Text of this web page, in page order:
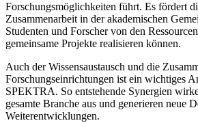
Forschungsmöglichkeiten führt. Es fördert
Zusammenarbeit in der akademischen
Studenten und Forscher von den
gemeinsame Projekte realisieren können.
Auch der Wissensaustausch und die
Forschungseinrichtungen ist ein wichtiges
SPEKTRA. So entstehende Synergien
gesamte Branche aus und generieren neue
Weiterentwicklungen.